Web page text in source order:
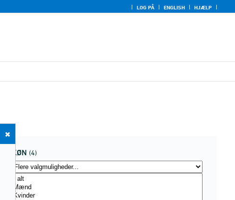
LOG PÅ ENGLISH HJÆLP
KØN (4)